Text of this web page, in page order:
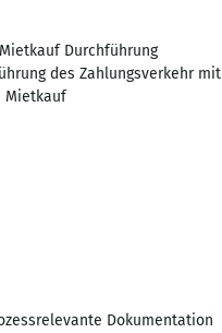
Durchführung
des Zahlungsverkehr mit
Mietkauf
Dokumentation